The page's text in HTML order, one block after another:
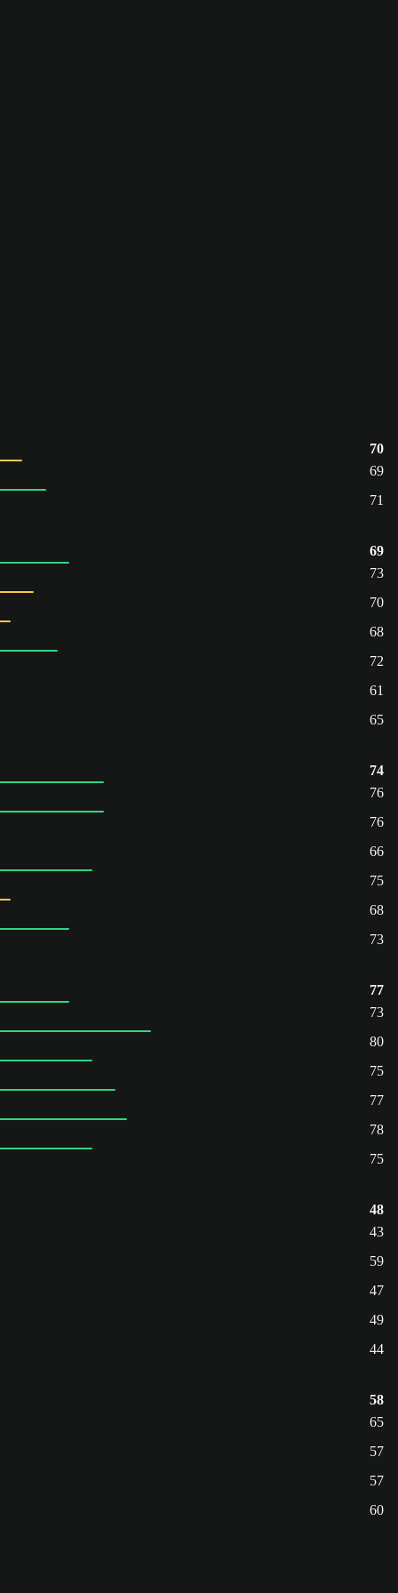
70
69
71
69
73
70
68
72
61
65
74
76
76
66
75
68
73
77
73
80
75
77
78
75
48
43
59
47
49
44
58
65
57
57
60